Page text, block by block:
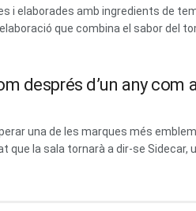
i elaborades amb ingredients de
que combina el sabor del
després d’un any com
una de les marques més
que la sala tornarà a dir-se Sidecar,